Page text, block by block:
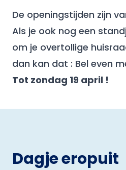
De openingstijden zijn
Als je ook nog een
om je overtollige
dan kan dat : Bel even
Tot zondag 19 april !
Dagje eropuit